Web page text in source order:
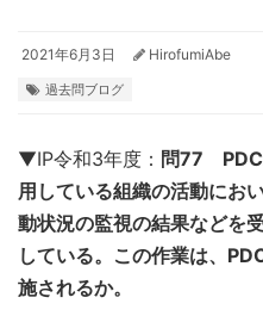
2021年6月3日 HirofumiAbe
過去問ブログ
▼IP令和3年度： 問77
用している組織の活動にお
動状況の監視の結果などを
している。この作業は、
施されるか。